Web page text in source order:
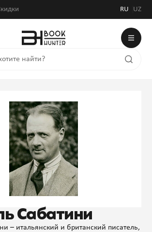
RU UZ
Сабатини
– итальянский и британский писатель,